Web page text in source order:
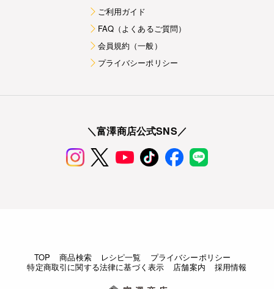
ご利用ガイド
FAQ（よくあるご質問）
会員規約（一般）
プライバシーポリシー
＼富澤商店公式SNS／
TOP 商品検索 レシピ一覧
プライバシーポリシー
特定商取引に関する法律に基づく表示
店舗案内 採用情報